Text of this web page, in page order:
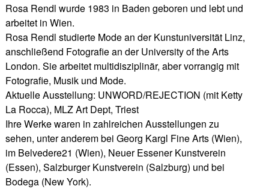
Rosa Rendl wurde 1983 in Baden geboren und lebt und
arbeitet in Wien.
Rosa Rendl studierte Mode an der Kunstuniversität Linz,
anschließend Fotografie an der University of the Arts
London. Sie arbeitet multidisziplinär, aber vorrangig mit
Fotografie, Musik und Mode.
Aktuelle Ausstellung: UNWORD/REJECTION (mit Ketty
La Rocca), MLZ Art Dept, Triest
Ihre Werke waren in zahlreichen Ausstellungen zu
sehen, unter anderem bei Georg Kargl Fine Arts (Wien),
im Belvedere21 (Wien), Neuer Essener Kunstverein
(Essen), Salzburger Kunstverein (Salzburg) und bei
Bodega (New York).